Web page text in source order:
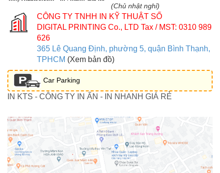
(Chủ nhật nghỉ)
CÔNG TY TNHH IN KỸ THUẬT SỐ
DIGITAL PRINTING Co., LTD Tax / MST: 0310 989
626
365 Lê Quang Định, phường 5, quận Bình Thạnh,
TPHCM (Xem bản đồ)
Car Parking
IN KTS - CÔNG TY IN ẤN - IN NHANH GIÁ RẺ